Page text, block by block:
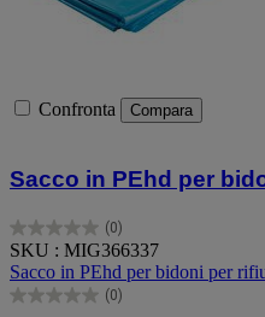
Confronta Compara
Sacco in PEhd per
(0)
0.0
su
5
stelle.
SKU : MIG366337
Sacco in PEhd per bidoni per
(0)
0.0